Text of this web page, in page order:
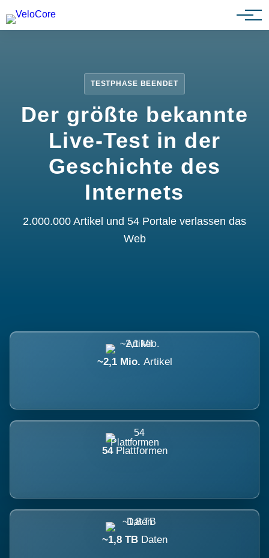
Partnerprogramm
TESTPHASE BEENDET
Der größte bekannte
Live-Test in der
Geschichte des
Internets
2.000.000 Artikel und 54 Portale verlassen das
Web
~2,1 Mio. Artikel
54 Plattformen
~1,8 TB Daten